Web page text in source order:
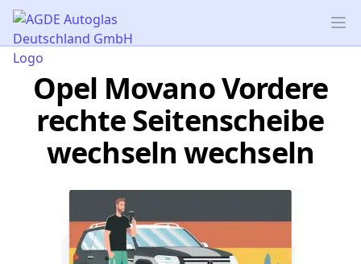
AGDE Autoglas Deutschland GmbH
Opel Movano Vordere
rechte Seitenscheibe
wechseln wechseln